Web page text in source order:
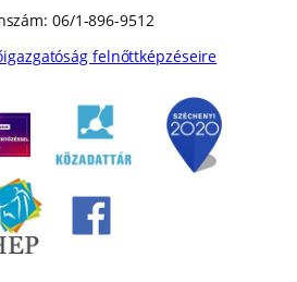
06/1-896-9512
felnőttképzéseire